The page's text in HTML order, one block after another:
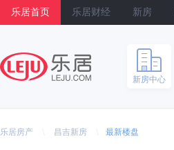
乐居首页 乐居财经 新房
新房中心
乐居房产 昌吉新房 最新楼盘